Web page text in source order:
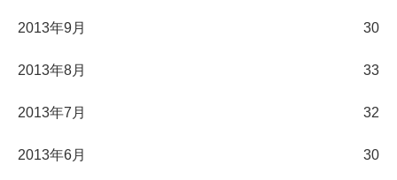
2013年9月 30
2013年8月 33
2013年7月 32
2013年6月 30